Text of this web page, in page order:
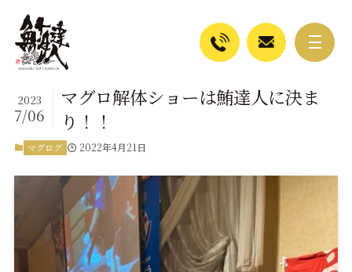
マグロ解体ショーは鮪達人に決ま
り！！
2023
7/06
マグログ 2022年4月21日